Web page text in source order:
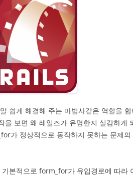
쉽게 해결해 주는 마법사같은 역할을
을 보면 왜 레일즈가 유명한지 실감하게
가 정상적으로 동작하지 못하는 문제
본적으로 form_for가 유입경로에 따라